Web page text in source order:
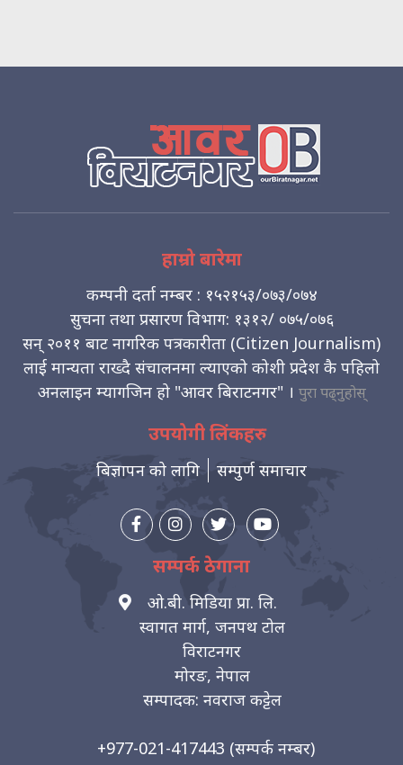
हाम्रो बारेमा
कम्पनी दर्ता नम्बर : १५२१५३/०७३/०७४
सुचना तथा प्रसारण विभाग: १३१२/ ०७५/०७६
सन् २०११ बाट नागरिक पत्रकारीता (Citizen Journalism)
लाई मान्यता राख्दै संचालनमा ल्याएको कोशी प्रदेश कै पहिलो
अनलाइन म्यागजिन हो "आवर बिराटनगर" । पुरा पढ्नुहोस्
उपयोगी लिंकहरु
बिज्ञापन को लागि सम्पुर्ण समाचार
सम्पर्क ठेगाना
ओ.बी. मिडिया प्रा. लि.
स्वागत मार्ग, जनपथ टोल
विराटनगर
मोरङ, नेपाल
सम्पादक: नवराज कट्टेल
+977-021-417443 (सम्पर्क नम्बर)